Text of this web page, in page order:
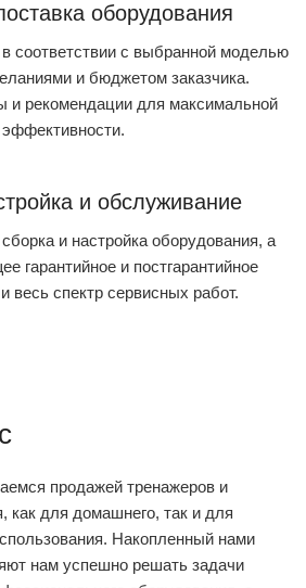
оборудования
соответствии с выбранной моделью
и бюджетом заказчика.
и рекомендации для максимальной
эффективности.
и обслуживание
и настройка оборудования, а
гарантийное и постгарантийное
весь спектр сервисных работ.
продажей тренажеров и
как для домашнего, так и для
Накопленный нами
нам успешно решать задачи